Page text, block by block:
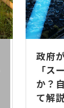
政府
「ス
か？
て解